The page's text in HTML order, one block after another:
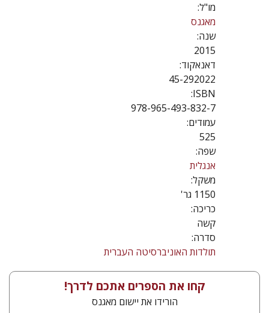
מו"ל:
מאגנס
שנה:
2015
דאנאקוד:
45-292022
ISBN:
978-965-493-832-7
עמודים:
525
שפה:
אנגלית
משקל:
1150 גר'
כריכה:
קשה
סדרה:
תולדות האוניברסיטה העברית
קחו את הספרים אתכם לדרך!
הורידו את יישום מאגנס